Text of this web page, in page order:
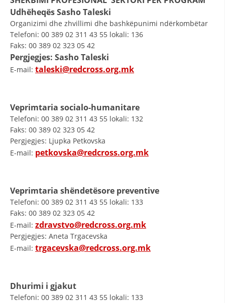
MARRDHËNJE ME PUBLIKUN
HULUMTIMI I OPINIONIT PUBLIK
BASHKËPUNIM NDËRKOMBËTAR
MARRËVESHJE
VEPRIMTARI SHËNDETËSORE PREVENTIVE
DHURIMI I GJAKUT
KUSH JEMI NE
VEPRIMTARI
DORACAKË
Udhëheqës Sasho Taleski
Organizimi dhe zhvillimi dhe bashkëpunimi ndërkombëtar
Telefoni: 00 389 02 311 43 55 lokali: 136
Faks: 00 389 02 323 05 42
Pergjegjes: Sasho Taleski
E-mail: taleski@redcross.org.mk
Veprimtaria socialo-humanitare
Telefoni: 00 389 02 311 43 55 lokali: 132
Faks: 00 389 02 323 05 42
Pergjegjes: Ljupka Petkovska
E-mail: petkovska@redcross.org.mk
Veprimtaria shëndetësore preventive
Telefoni: 00 389 02 311 43 55 lokali: 133
Faks: 00 389 02 323 05 42
E-mail: zdravstvo@redcross.org.mk
Pergjegjes: Aneta Trgacevska
E-mail: trgacevska@redcross.org.mk
Dhurimi i gjakut
Telefoni: 00 389 02 311 43 55 lokali: 133